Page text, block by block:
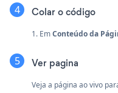
Colar o código
1. EmConteúdo da
Ver pagina
Veja a página ao vivo